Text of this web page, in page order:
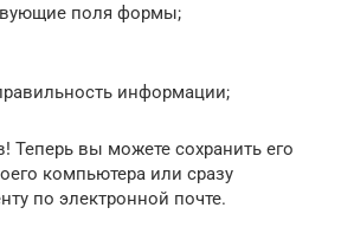
поля формы;
информации;
Теперь вы можете сохранить его
компьютера или сразу
по электронной почте.